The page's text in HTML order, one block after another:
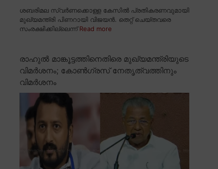
ശബരിമല സ്വർണക്കൊള്ള കേസിൽ പ്രതികരണവുമായി
മുഖ്യമന്ത്രി പിണറായി വിജയൻ. തെറ്റ് ചെയ്തവരെ
സംരക്ഷിക്കില്ലെന്ന്Read more
രാഹുൽ മാങ്കൂട്ടത്തിനെതിരെ മുഖ്യമന്ത്രിയുടെ
വിമർശനം; കോൺഗ്രസ് നേതൃത്വത്തിനും
വിമർശനം